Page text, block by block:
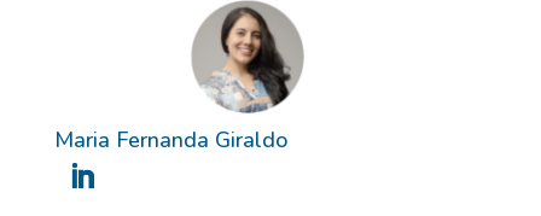
Maria Fernanda Giraldo